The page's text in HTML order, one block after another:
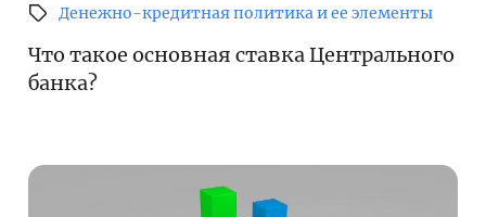
Денежно-кредитная политика и ее элементы
Что такое основная ставка Центрального
банка?